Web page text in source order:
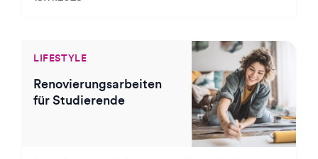
LIFESTYLE
Renovierungsarbeiten
für Studierende